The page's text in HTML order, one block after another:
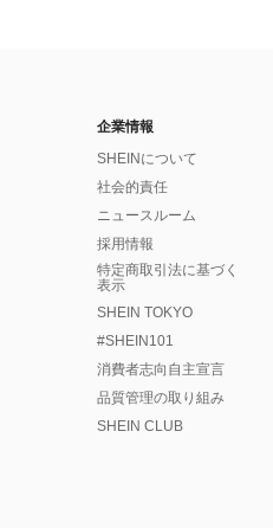
企業情報
SHEINについて
社会的責任
ニュースルーム
採用情報
特定商取引法に基づく
表示
SHEIN TOKYO
#SHEIN101
消費者志向自主宣言
品質管理の取り組み
SHEIN CLUB